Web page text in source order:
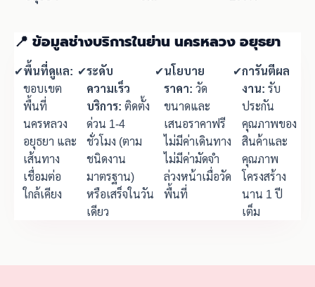
📍 ข้อมูลช่างบริการในย่าน นครหลวง อยุธยา
✔พื้นที่ดูแล:
ขอบเขต
พื้นที่
นครหลวง
อยุธยา และ
เส้นทาง
เชื่อมต่อ
ใกล้เคียง
✔ระดับ
ความเร็ว
บริการ: ติดตั้ง
ด่วน 1-4
ชั่วโมง (ตาม
ชนิดงาน
มาตรฐาน)
หรือเสร็จในวัน
เดียว
✔นโยบาย
ราคา: วัด
ขนาดและ
เสนอราคาฟรี
ไม่มีค่าเดินทาง
ไม่มีค่ามัดจำ
ล่วงหน้าเมื่อวัด
พื้นที่
✔การันตีผล
งาน: รับ
ประกัน
คุณภาพของ
สินค้าและ
คุณภาพ
โครงสร้าง
นาน 1 ปี
เต็ม